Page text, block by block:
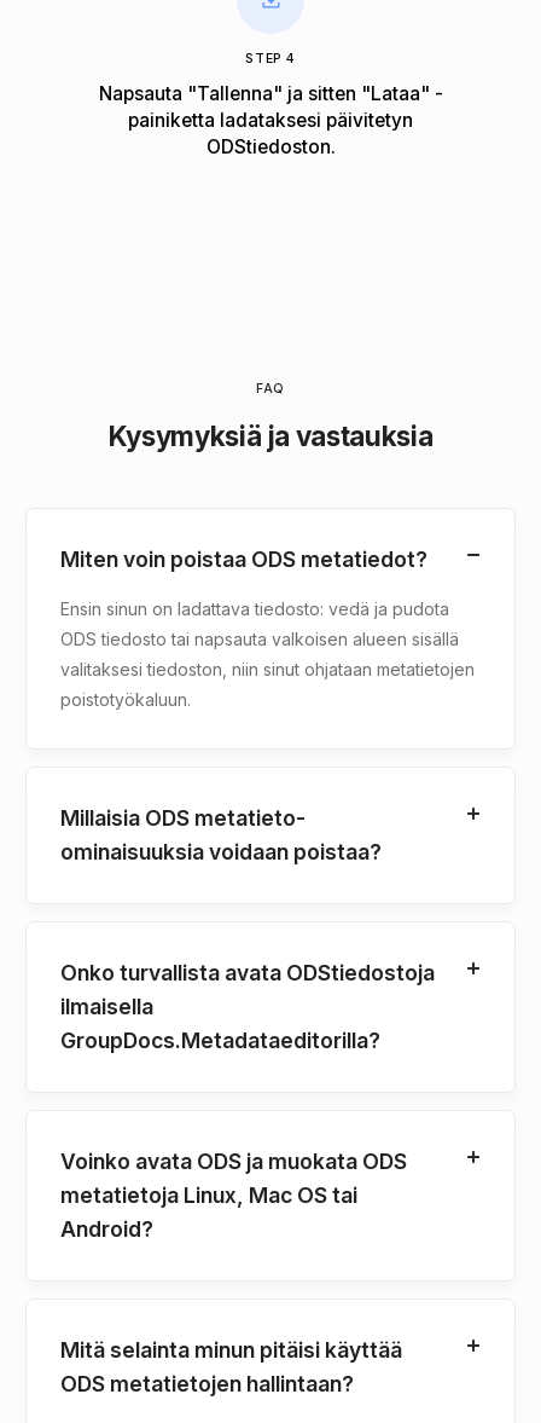
STEP 4
Napsauta "Tallenna" ja sitten "Lataa" -
painiketta ladataksesi päivitetyn
ODStiedoston.
FAQ
Kysymyksiä ja vastauksia
Miten voin poistaa ODS metatiedot?
Ensin sinun on ladattava tiedosto: vedä ja pudota
ODS tiedosto tai napsauta valkoisen alueen sisällä
valitaksesi tiedoston, niin sinut ohjataan metatietojen
poistotyökaluun.
Millaisia ODS metatieto-
ominaisuuksia voidaan poistaa?
Onko turvallista avata ODStiedostoja
ilmaisella
GroupDocs.Metadataeditorilla?
Voinko avata ODS ja muokata ODS
metatietoja Linux, Mac OS tai
Android?
Mitä selainta minun pitäisi käyttää
ODS metatietojen hallintaan?